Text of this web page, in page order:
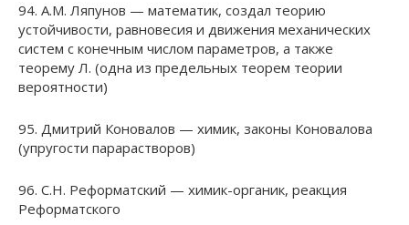
94. А.М. Ляпунов — математик, создал теорию
устойчивости, равновесия и движения механических
систем с конечным числом параметров, а также
теорему Л. (одна из предельных теорем теории
вероятности)
95. Дмитрий Коновалов — химик, законы Коновалова
(упругости парарастворов)
96. С.Н. Реформатский — химик-органик, реакция
Реформатского